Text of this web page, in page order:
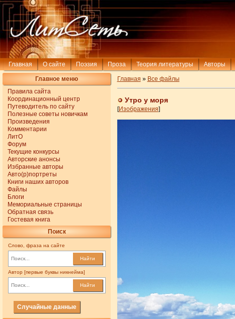
Главная О сайте Поэзия Проза Теория литературы Авторы
Главное меню
Правила сайта
Координационный центр
Путеводитель по сайту
Полезные советы новичкам
Произведения
Комментарии
ЛитО
Форум
Текущие конкурсы
Авторские анонсы
Избранные авторы
Авто(р)портреты
Книги наших авторов
Файлы
Блоги
Мемориальные страницы
Обратная связь
Гостевая книга
Поиск
Слово, фраза на сайте
Найти
Автор [первые буквы никнейма]
Найти
Случайные данные
Главная » Все файлы
Утро у моря
[Изображения]